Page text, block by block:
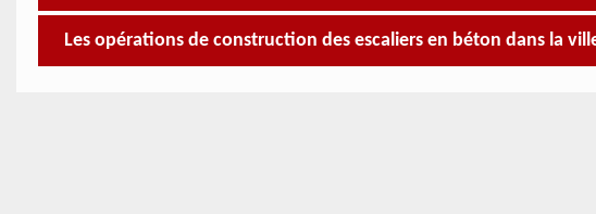
Les opérations de construction des escaliers en béton dans la